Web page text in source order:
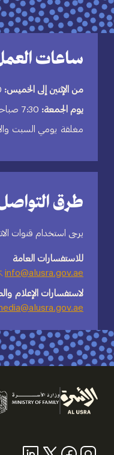
ساعات
من الإثنين إلى الخميس:
يوم الجمعة:
مغلقة يومي السبت
طرق
يرجى استخدام قنوات
للاستفسارات العامة
info@alusra.gov.ae
لاستفسارات الإعلام